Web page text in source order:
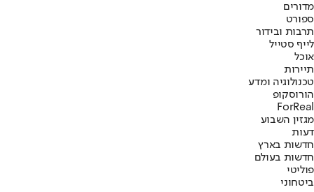
מדורים
ספורט
תרבות ובידור
לייף סטייל
אוכל
תיירות
טכנולוגיה ומדע
הורוסקופ
ForReal
מגזין השבוע
דעות
חדשות בארץ
חדשות בעולם
פוליטי
ביטחוני